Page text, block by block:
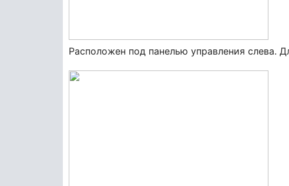
Расположен под панелью управления слева.